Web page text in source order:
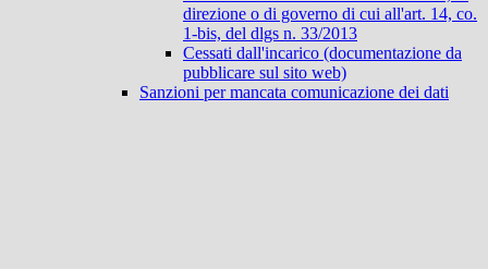
direzione o di governo di cui all'art. 14, co.
1-bis, del dlgs n. 33/2013
Cessati dall'incarico (documentazione da
pubblicare sul sito web)
Sanzioni per mancata comunicazione dei dati